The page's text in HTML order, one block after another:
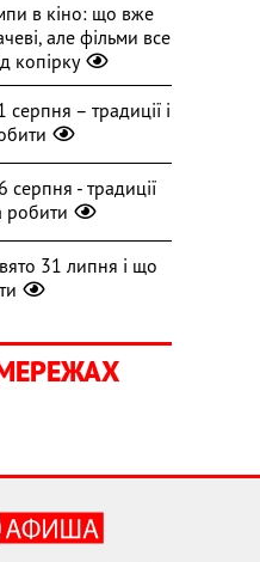
в кіно: що вже
але фільми все
копірку
– традиції і
серпня - традиції
31 липня і що